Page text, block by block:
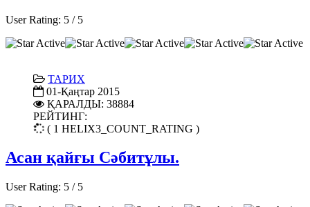
User Rating: 5 / 5
ТАРИХ
01-Қаңтар 2015
ҚАРАЛДЫ: 38884
РЕЙТИНГ:
( 1 HELIX3_COUNT_RATING )
Асан қайғы Сәбитұлы.
User Rating: 5 / 5